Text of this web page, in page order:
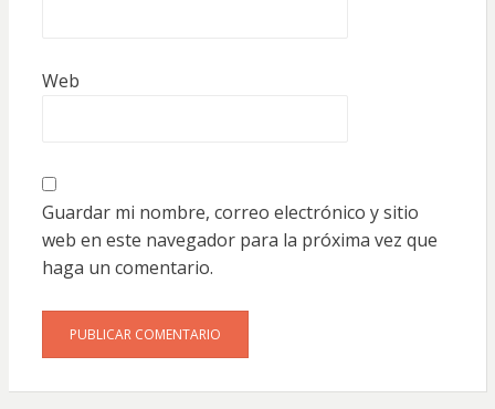
Web
Guardar mi nombre, correo electrónico y sitio
web en este navegador para la próxima vez que
haga un comentario.